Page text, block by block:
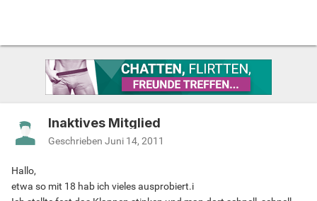
Inaktives Mitglied
Geschrieben Juni 14, 2011
Hallo,
etwa so mit 18 hab ich vieles ausprobiert.i